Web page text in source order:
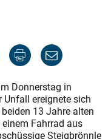
Donnerstag in
Unfall ereignete sich
13 Jahre alten
Fahrrad aus
Steigbrönnle